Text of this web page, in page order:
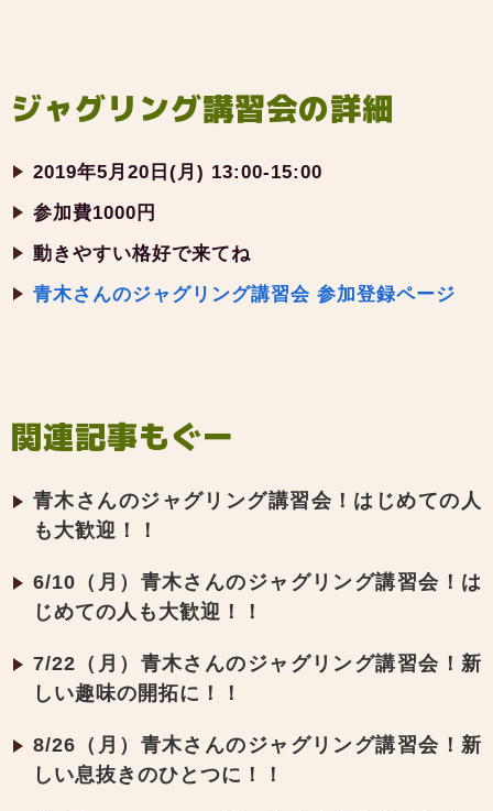
ジャグリング講習会の詳細
2019年5月20日(月) 13:00-15:00
参加費1000円
動きやすい格好で来てね
青木さんのジャグリング講習会 参加登録ページ
関連記事もぐー
青木さんのジャグリング講習会！はじめての人
も大歓迎！！
6/10（月）青木さんのジャグリング講習会！は
じめての人も大歓迎！！
7/22（月）青木さんのジャグリング講習会！新
しい趣味の開拓に！！
8/26（月）青木さんのジャグリング講習会！新
しい息抜きのひとつに！！